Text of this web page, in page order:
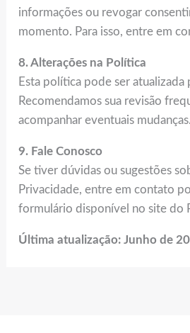
informações ou revogar
momento. Para isso, entre em
8. Alterações na Política
Esta política pode ser atualizada
Recomendamos sua revisão
acompanhar eventuais mudanças.
9. Fale Conosco
Se tiver dúvidas ou sugestões
Privacidade, entre em contato
formulário disponível no site do
Última atualização: Junho de